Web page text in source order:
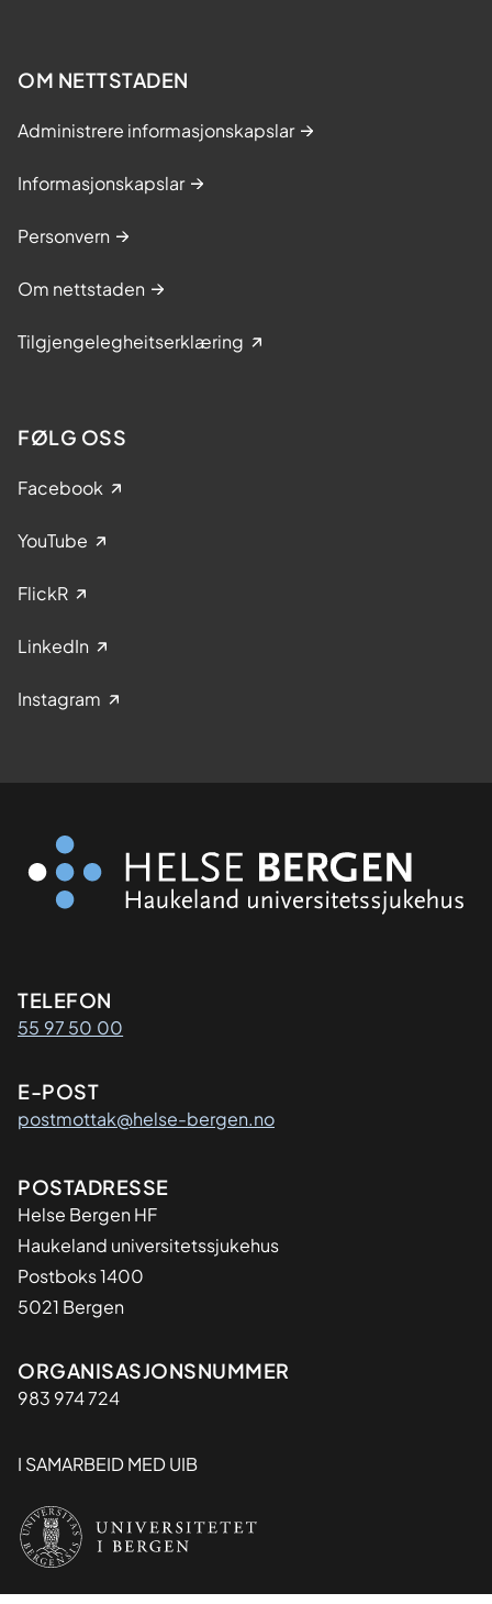
OM NETTSTADEN
Administrere informasjonskapslar
Informasjonskapslar
Personvern
Om nettstaden
Tilgjengelegheitserklæring
FØLG OSS
Facebook
YouTube
FlickR
LinkedIn
Instagram
Kontaktinformasjon
TELEFON
55 97 50 00
E-POST
postmottak@helse-bergen.no
Adresse
POSTADRESSE
Helse Bergen HF
Haukeland universitetssjukehus
Postboks 1400
5021 Bergen
Organisasjon
ORGANISASJONSNUMMER
983 974 724
I SAMARBEID MED UIB